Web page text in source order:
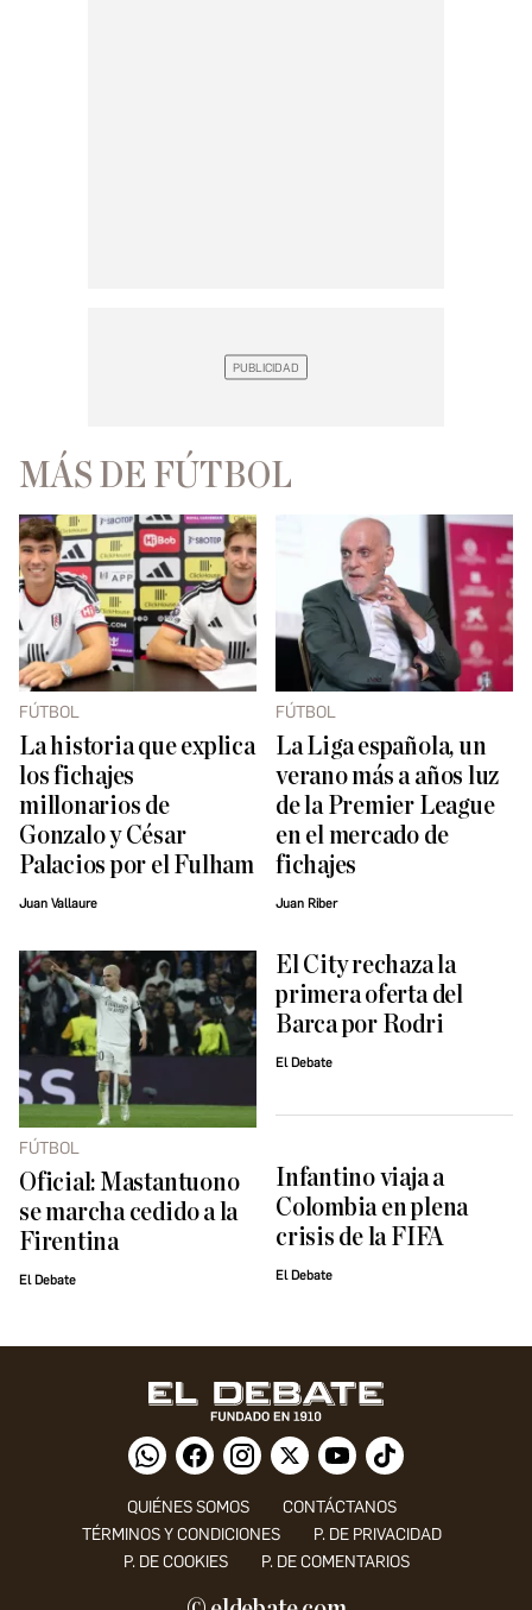
MÁS DE FÚTBOL
FÚTBOL
La historia que explica
los fichajes
millonarios de
Gonzalo y César
Palacios por el Fulham
Juan Vallaure
FÚTBOL
La Liga española, un
verano más a años luz
de la Premier League
en el mercado de
fichajes
Juan Riber
FÚTBOL
Oficial: Mastantuono
se marcha cedido a la
Firentina
El Debate
El City rechaza la
primera oferta del
Barca por Rodri
El Debate
Infantino viaja a
Colombia en plena
crisis de la FIFA
El Debate
QUIÉNES SOMOS
CONTÁCTANOS
TÉRMINOS Y CONDICIONES
P. DE PRIVACIDAD
P. DE COOKIES
P. DE COMENTARIOS